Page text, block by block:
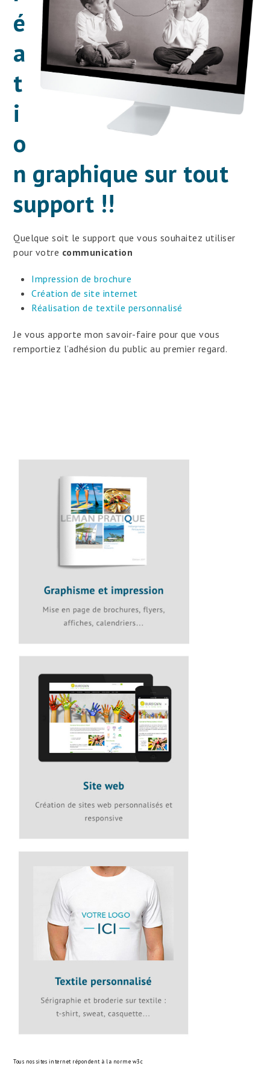
é
a
t
i
o
n graphique sur tout
support !!
Quelque soit le support que vous souhaitez utiliser
pour votre communication
Impression de brochure
Création de site internet
Réalisation de textile personnalisé
Je vous apporte mon savoir-faire pour que vous
remportiez l’adhésion du public au premier regard.
Tous nos sites internet répondent à la norme w3c